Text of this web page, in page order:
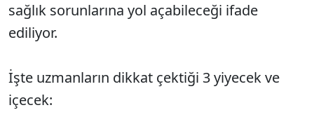
sağlık sorunlarına yol açabileceği ifade
ediliyor.
İşte uzmanların dikkat çektiği 3 yiyecek ve
içecek: